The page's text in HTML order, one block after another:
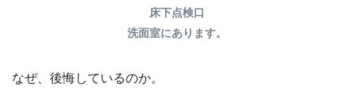
床下点検口
洗面室にあります。
なぜ、後悔しているのか。